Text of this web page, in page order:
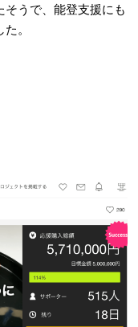
うで、能登支援にも
。